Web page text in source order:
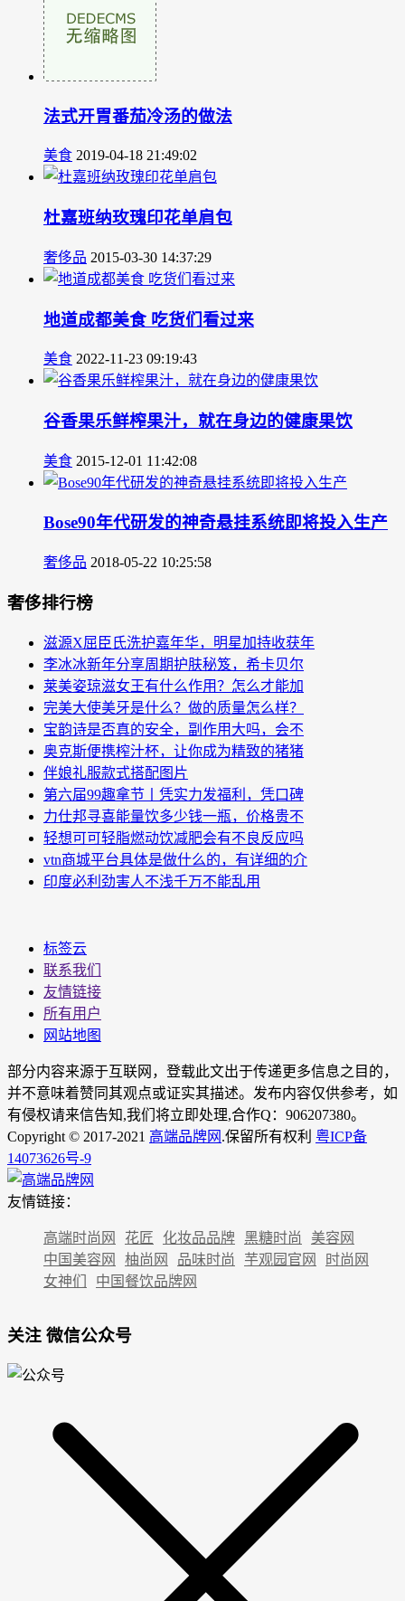
法式开胃番茄冷汤的做法
美食 2019-04-18 21:49:02
杜嘉班纳玫瑰印花单肩包
奢侈品 2015-03-30 14:37:29
地道成都美食 吃货们看过来
美食 2022-11-23 09:19:43
谷香果乐鲜榨果汁，就在身边的健康果饮
美食 2015-12-01 11:42:08
Bose90年代研发的神奇悬挂系统即将投入生产
奢侈品 2018-05-22 10:25:58
奢侈排行榜
滋源X屈臣氏洗护嘉年华，明星加持收获年
李冰冰新年分享周期护肤秘笈，希卡贝尔
莱美姿琼滋女王有什么作用？怎么才能加
完美大使美牙是什么？做的质量怎么样？
宝韵诗是否真的安全，副作用大吗，会不
奥克斯便携榨汁杯，让你成为精致的猪猪
伴娘礼服款式搭配图片
第六届99趣拿节丨凭实力发福利，凭口碑
力仕邦寻喜能量饮多少钱一瓶，价格贵不
轻想可可轻脂燃动饮减肥会有不良反应吗
vtn商城平台具体是做什么的，有详细的介
印度必利劲害人不浅千万不能乱用
标签云
联系我们
友情链接
所有用户
网站地图
部分内容来源于互联网，登载此文出于传递更多信息之目的，
并不意味着赞同其观点或证实其描述。发布内容仅供参考，如
有侵权请来信告知,我们将立即处理,合作Q：906207380。
Copyright © 2017-2021 高端品牌网 .保留所有权利 粤ICP备
14073626号-9
友情链接：
高端时尚网 花匠 化妆品品牌 黑糖时尚
美容网
中国美容网
柚尚网 品味时尚 芋观园官网
时尚网
女神们
中国餐饮品牌网
关注 微信公众号